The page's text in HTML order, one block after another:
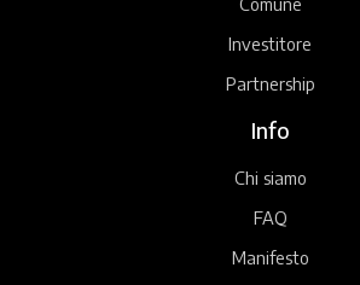
Investitore
Partnership
Info
Chi siamo
FAQ
Manifesto